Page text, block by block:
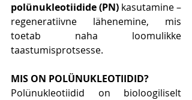
polünukleotiidide (PN) kasutamine –
regeneratiivne lähenemine, mis
toetab naha loomulikke
taastumisprotsesse.
MIS ON POLÜNUKLEOTIIDID?
Polünukleotiidid on bioloogiliselt